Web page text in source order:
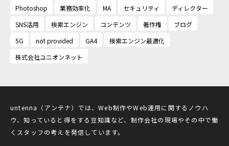
Photoshop
業務効率化 MA セキュリティ
ディレクター
SNS活用
検索エンジン コンテンツ 著作権
ブログ
5G
not provided GA4
検索エンジン最適化
株式会社ユニオンネット
untenna（アンテナ）では、Web制作やWeb運用に関するノウハ
ウ、知っていると得をする豆知識など、制作会社の現場やその中で働
くスタッフの考えを発信しています。